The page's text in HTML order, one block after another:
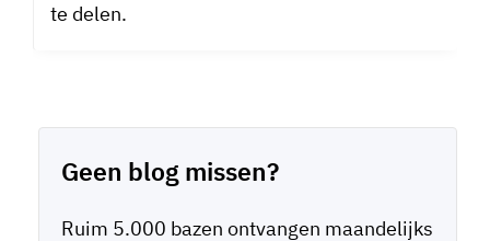
te delen.
Geen blog missen?
Ruim 5.000 bazen ontvangen maandelijks